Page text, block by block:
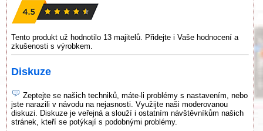
Tento produkt už hodnotilo 13 majitelů. Přidejte i Vaše hodnocení a
zkušenosti s výrobkem.
Diskuze
Zeptejte se našich techniků, máte-li problémy s nastavením, nebo
jste narazili v návodu na nejasnosti. Využijte naši moderovanou
diskuzi. Diskuze je veřejná a slouží i ostatním návštěvníkům našich
stránek, kteří se potýkají s podobnými problémy.